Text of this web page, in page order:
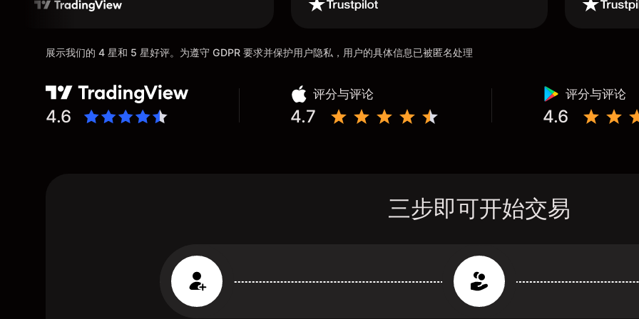
展示我们的 4 星和 5 星好评。为遵守 GDPR 要求并保护用户隐私，用户的具体信息已被匿名处理
4.6
评分与评论
4.7
评分与评论
4.6
三步即可开始交易